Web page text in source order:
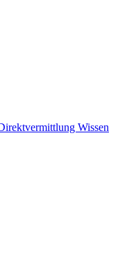
Wissen